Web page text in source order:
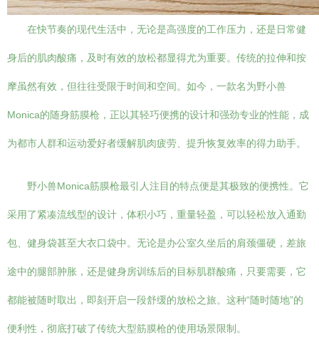
在快节奏的现代生活中，无论是高强度的工作压力，还是日常健
身后的肌肉酸痛，及时有效的放松都显得尤为重要。传统的拉伸和按
摩虽然有效，但往往受限于时间和空间。如今，一款名为野小兽
Monica的随身筋膜枪，正以其轻巧便携的设计和强劲专业的性能，成
为都市人群和运动爱好者缓解肌肉疲劳、提升恢复效率的得力助手。
野小兽Monica筋膜枪最引人注目的特点便是其极致的便携性。它
采用了紧凑流线型的设计，体积小巧，重量轻盈，可以轻松放入通勤
包、健身袋甚至大衣口袋中。无论是办公室久坐后的肩颈僵硬，差旅
途中的腿部肿胀，还是健身房训练后的目标肌群酸痛，只要需要，它
都能被随时取出，即刻开启一段舒缓的放松之旅。这种“随时随地”的
便利性，彻底打破了传统大型筋膜枪的使用场景限制。